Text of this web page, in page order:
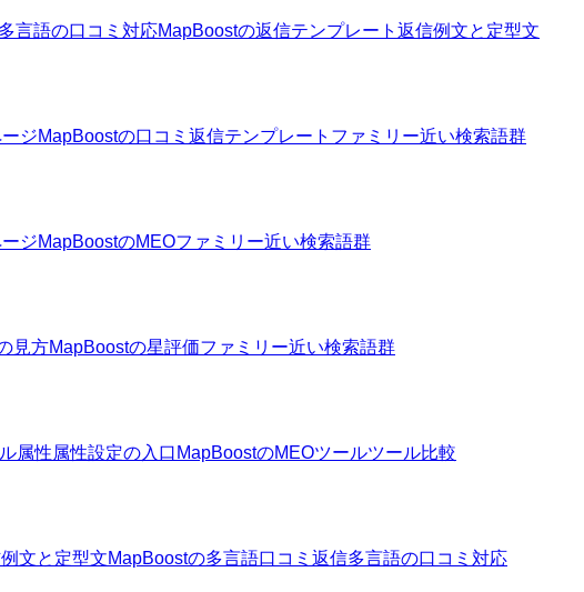
多言語の口コミ対応MapBoostの返信テンプレート 返信例文と定型文
ジMapBoostの口コミ返信テンプレートファミリー近い検索語群
ジMapBoostのMEOファミリー近い検索語群
見方MapBoostの星評価ファミリー近い検索語群
属性属性設定の入口 MapBoostのMEOツールツール比較
文と定型文MapBoostの多言語口コミ返信多言語の口コミ対応